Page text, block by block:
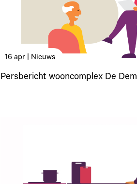
16 apr | Nieuws
Persbericht wooncomplex De Dem